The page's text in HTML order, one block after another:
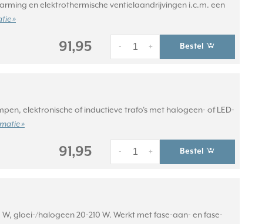
en elektrothermische ventielaandrijvingen i.c.m. een
»
91,95 +
- Bestel
elektronische of inductieve trafo's met halogeen- of LED-
»
91,95 +
- Bestel
gloei-/halogeen 20-210 W. Werkt met fase-aan- en fase-